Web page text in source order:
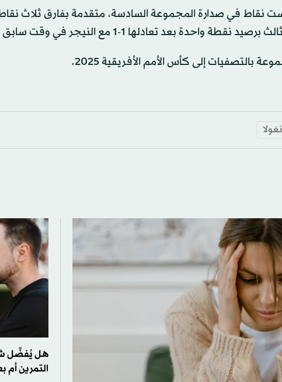
ست نقاط في صدارة المجموعة السادسة، متقدمة بفارق ثلاث
بعد تعادلها 1-1 مع النيجر في وقت سابق من اليوم.
هل يُفضَّل
التمرين أم